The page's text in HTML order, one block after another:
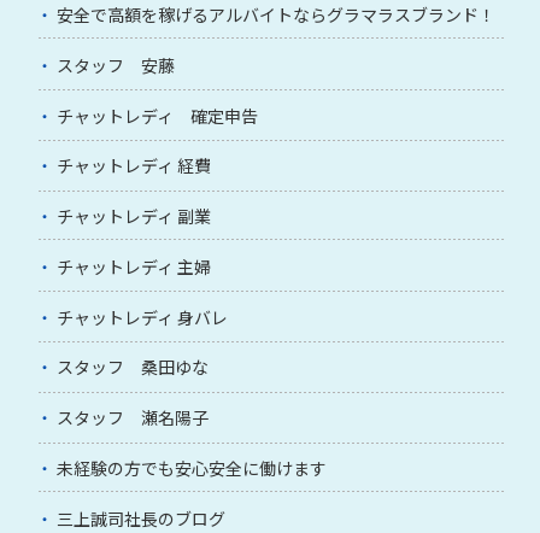
安全で高額を稼げるアルバイトならグラマラスブランド！
スタッフ 安藤
チャットレディ 確定申告
チャットレディ 経費
チャットレディ 副業
チャットレディ 主婦
チャットレディ 身バレ
スタッフ 桑田ゆな
スタッフ 瀬名陽子
未経験の方でも安心安全に働けます
三上誠司社長のブログ